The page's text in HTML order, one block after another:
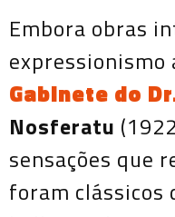
Embora obras
expressionismo
Gabinete do
Nosferatu
sensações que
foram clássicos